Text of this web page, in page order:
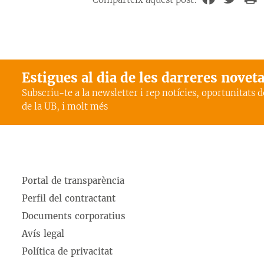
Estigues al dia de les darreres
Subscriu-te a la newsletter i rep notícies, oportunitats
de la UB, i molt més
Portal de transparència
Perfil del contractant
Documents corporatius
Avís legal
Política de privacitat